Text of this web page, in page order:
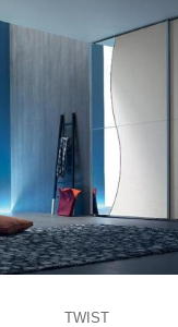
TWIST